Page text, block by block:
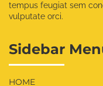
tempus feugiat sem
vulputate orci.
Sidebar
HOME